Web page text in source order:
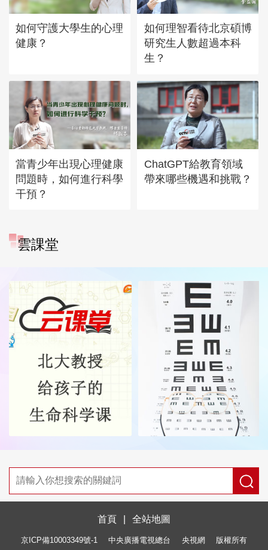
如何守護大學生的心理
健康？
如何理智看待北京碩博
研究生人數超過本科
生？
當青少年出現心理健康
問題時，如何進行科學
干預？
ChatGPT給教育領域
帶來哪些機遇和挑戰？
雲課堂
首頁 全站地圖
京ICP備10003349號-1 中央廣播電視總台 央視網 版權所有